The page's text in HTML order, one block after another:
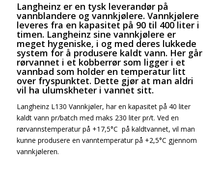
Langheinz er en tysk leverandør på
vannblandere og vannkjølere. Vannkjølere
leveres fra en kapasitet på 90 til 400 liter i
timen. Langheinz sine vannkjølere er
meget hygeniske, i og med deres lukkede
system for å produsere kaldt vann. Her går
rørvannet i et kobberrør som ligger i et
vannbad som holder en temperatur litt
over fryspunktet. Dette gjør at man aldri
vil ha ulumskheter i vannet sitt.
Langheinz L130 Vannkjøler, har en kapasitet på 40 liter
kaldt vann pr/batch med maks 230 liter pr/t. Ved en
rørvannstemperatur på +17,5°C på kaldtvannet, vil man
kunne produsere en vanntemperatur på +2,5°C gjennom
vannkjøleren.